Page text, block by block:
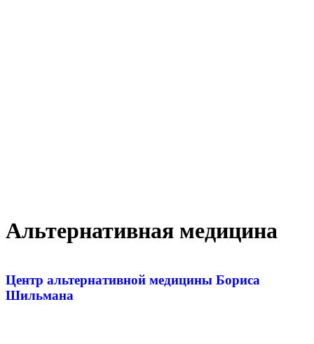
Альтернативная медицина
Центр альтернативной медицины Бориса
Шильмана